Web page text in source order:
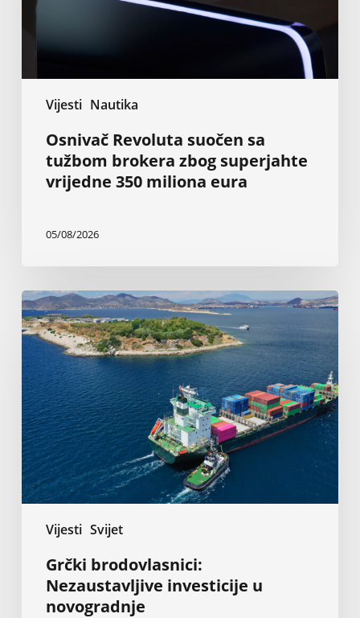
Vijesti Nautika
superjahte
350
Osnivač Revoluta suočen sa
tužbom brokera zbog superjahte
vrijedne 350 miliona eura
05/08/2026
Vijesti Svijet
Grčki
brodovlasnici:
Nezaustavljive
investicije
u
novogradnje
Grčki brodovlasnici:
Nezaustavljive investicije u
novogradnje